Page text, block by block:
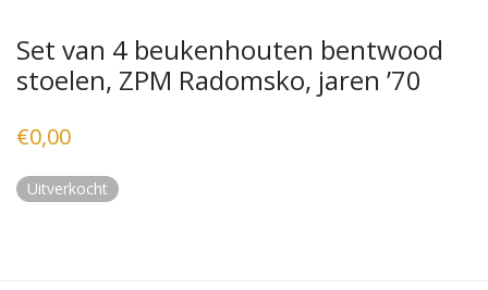
Set van 4 beukenhouten bentwood
stoelen, ZPM Radomsko, jaren ’70
€0,00
Uitverkocht